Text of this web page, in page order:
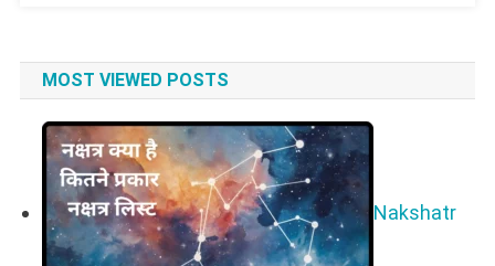
MOST VIEWED POSTS
Nakshatr